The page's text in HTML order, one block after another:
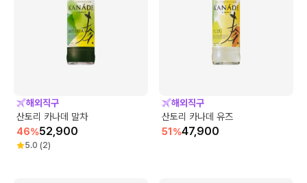
해외직구
산토리 카나데 말차
46%52,900
5.0 (2)
해외직구
산토리 카나데 유즈
51 %47,900